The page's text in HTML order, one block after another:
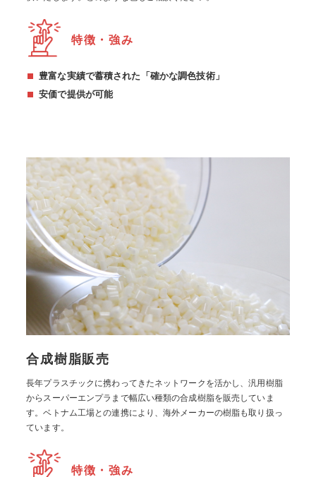
特徴・強み
豊富な実績で蓄積された「確かな調色技術」
安価で提供が可能
合成樹脂販売
長年プラスチックに携わってきたネットワークを活かし、汎用樹脂
からスーパーエンプラまで幅広い種類の合成樹脂を販売していま
す。ベトナム工場との連携により、海外メーカーの樹脂も取り扱っ
ています。
特徴・強み